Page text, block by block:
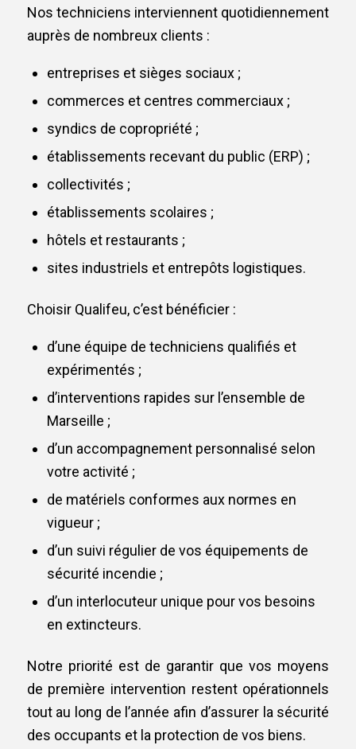
Nos techniciens interviennent quotidiennement
auprès de nombreux clients :
entreprises et sièges sociaux ;
commerces et centres commerciaux ;
syndics de copropriété ;
établissements recevant du public (ERP) ;
collectivités ;
établissements scolaires ;
hôtels et restaurants ;
sites industriels et entrepôts logistiques.
Choisir Qualifeu, c’est bénéficier :
d’une équipe de techniciens qualifiés et
expérimentés ;
d’interventions rapides sur l’ensemble de
Marseille ;
d’un accompagnement personnalisé selon
votre activité ;
de matériels conformes aux normes en
vigueur ;
d’un suivi régulier de vos équipements de
sécurité incendie ;
d’un interlocuteur unique pour vos besoins
en extincteurs.
Notre priorité est de garantir que vos moyens
de première intervention restent opérationnels
tout au long de l’année afin d’assurer la sécurité
des occupants et la protection de vos biens.